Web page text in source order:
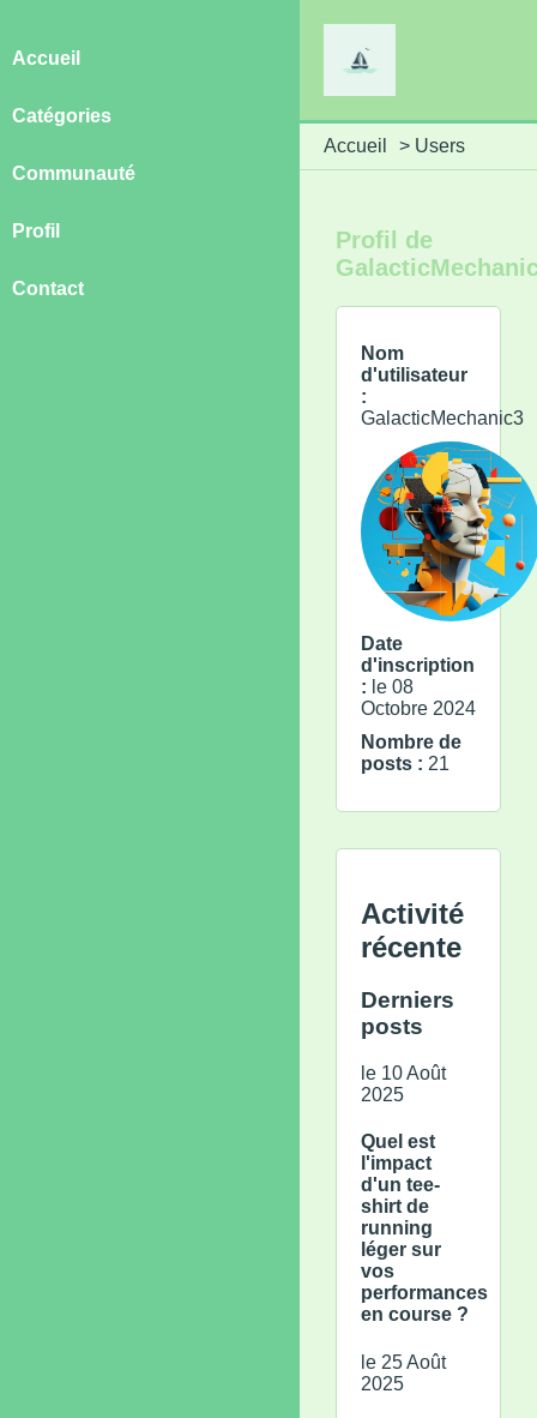
Accueil > Users
Accueil
Catégories
Communauté
Profil
Contact
Profil de
Nom
d'utilisateur
:
GalacticMechanic3
Date
d'inscription
: le 08
Octobre 2024
Nombre de
posts : 21
Activité
récente
Derniers
posts
le 10 Août
2025
Quel est
l'impact
d'un tee-
shirt de
running
léger sur
vos
performances
en course ?
le 25 Août
2025